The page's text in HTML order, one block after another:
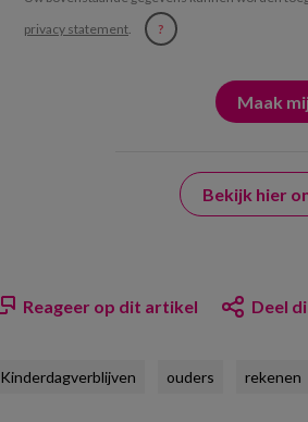
privacy statement. ?
Bekijk hier
Reageer op dit artikel Deel
Kinderdagverblijven ouders rekenen